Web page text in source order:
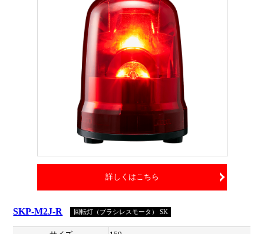
詳しくはこちら
SKP-M2J-R 回転灯（ブラシレスモータ） SK